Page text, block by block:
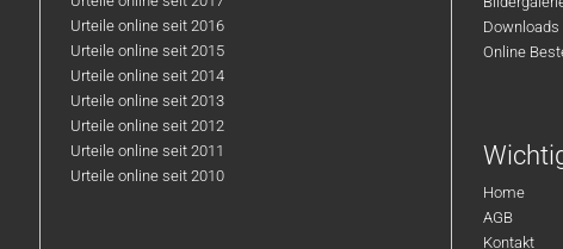
Urteile online seit 2016
Urteile online seit 2015
Urteile online seit 2014
Urteile online seit 2013
Urteile online seit 2012
Urteile online seit 2011
Urteile online seit 2010
Downloads
Online
Home
AGB
Kontakt